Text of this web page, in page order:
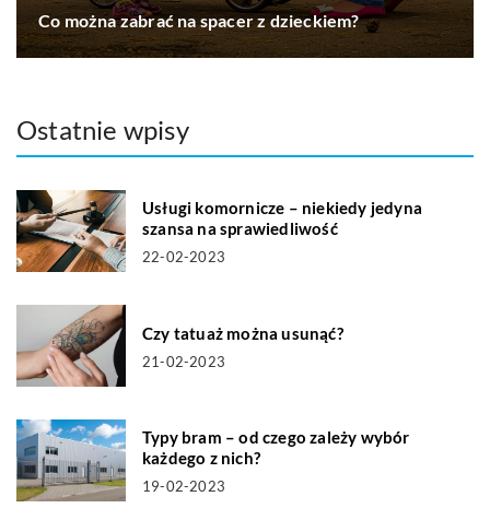
Co można zabrać na spacer z dzieckiem?
Ostatnie wpisy
Usługi komornicze – niekiedy jedyna
szansa na sprawiedliwość
22-02-2023
Czy tatuaż można usunąć?
21-02-2023
Typy bram – od czego zależy wybór
każdego z nich?
19-02-2023